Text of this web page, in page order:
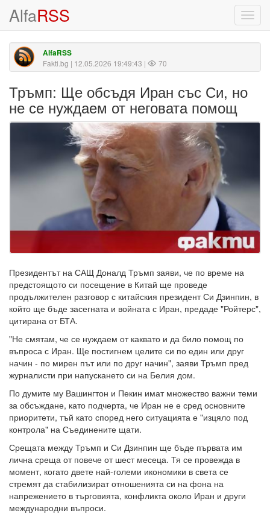
AlfaRSS
AlfaRSS
Fakti.bg | 12.05.2026 19:49:43 | 70
Тръмп: Ще обсъдя Иран със Си, но
не се нуждаем от неговата помощ
Президентът на САЩ Доналд Тръмп заяви, че по време на
предстоящото си посещение в Китай ще проведе
продължителен разговор с китайския президент Си Дзинпин, в
който ще бъде засегната и войната с Иран, предаде "Ройтерс",
цитирана от БТА.
"Не смятам, че се нуждаем от каквато и да било помощ по
въпроса с Иран. Ще постигнем целите си по един или друг
начин - по мирен път или по друг начин", заяви Тръмп пред
журналисти при напускането си на Белия дом.
По думите му Вашингтон и Пекин имат множество важни теми
за обсъждане, като подчерта, че Иран не е сред основните
приоритети, тъй като според него ситуацията е "изцяло под
контрола" на Съединените щати.
Срещата между Тръмп и Си Дзинпин ще бъде първата им
лична среща от повече от шест месеца. Тя се провежда в
момент, когато двете най-големи икономики в света се
стремят да стабилизират отношенията си на фона на
напрежението в търговията, конфликта около Иран и други
международни въпроси.